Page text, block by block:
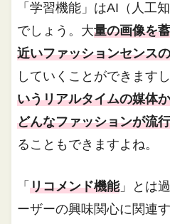
「学習機能」はAI（人工
でしょう。大量の画像を
近いファッションセンス
していくことができます
いうリアルタイムの媒体
どんなファッションが流
ることもできますよね。
「リコメンド機能」とは
ーザーの興味関心に関連